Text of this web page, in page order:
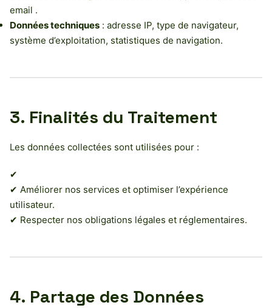
email .
Données techniques : adresse IP, type de navigateur,
système d’exploitation, statistiques de navigation.
3. Finalités du Traitement
Les données collectées sont utilisées pour :
✔
✔ Améliorer nos services et optimiser l’expérience
utilisateur.
✔ Respecter nos obligations légales et réglementaires.
4. Partage des Données